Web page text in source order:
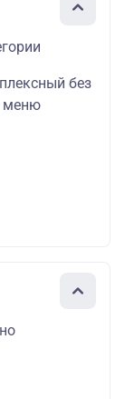
без
меню